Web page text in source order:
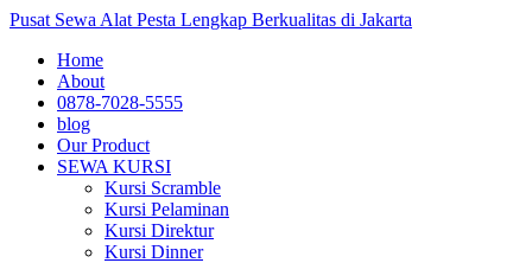
Pusat Sewa Alat Pesta Lengkap Berkualitas di Jakarta
Home
About
0878-7028-5555
blog
Our Product
SEWA KURSI
Kursi Scramble
Kursi Pelaminan
Kursi Direktur
Kursi Dinner